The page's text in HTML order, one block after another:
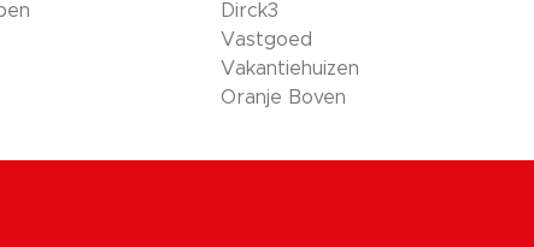
Dirck3
Vastgoed
Vakantiehuizen
Oranje Boven